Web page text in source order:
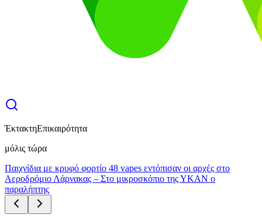
ΈκτακτηΕπικαιρότητα
μόλις τώρα
Παιχνίδια με κρυφό φορτίο 48 vapes εντόπισαν οι αρχές στο
Αεροδρόμιο Λάρνακας – Στο μικροσκόπιο της ΥΚΑΝ ο
παραλήπτης